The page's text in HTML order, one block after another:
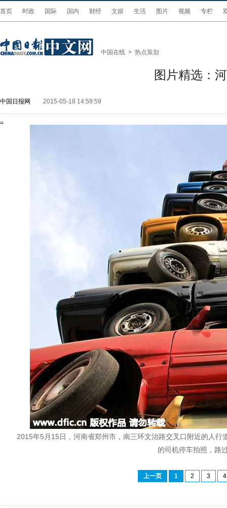
首页 时政 国际 国内 财经 文娱 生活 图片 视频 专栏
中国在线 > 热点策划
图片精选：
中国日报网 2015-05-18 14:59:59
2015年5月15日，河南省郑州市，南三环文治路交叉口附近的人
的司机停车拍照，路
上一页 1 2 3 4